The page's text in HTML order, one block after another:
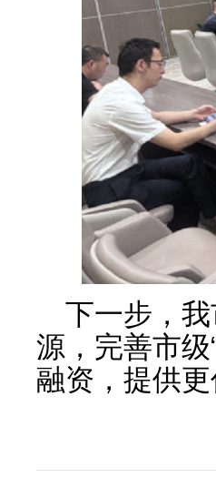
下一步，
源，完善市
融资，提供